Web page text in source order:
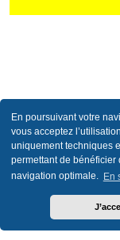
En poursuivant votre
vous acceptez
uniquement techniques
permettant de bénéficier
navigation optimale. En